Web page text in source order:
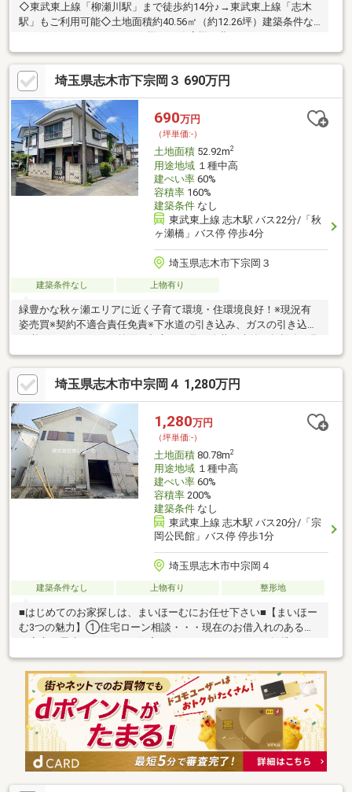
◇東武東上線「柳瀬川駅」まで徒歩約14分♪→東武東上線「志木
駅」もご利用可能◇土地面積約40.56㎡（約12.26坪）建築条件な
し♪お好きなハウスメーカー様や工務店様で夢のマイホームを♪→
現況：古屋付/現況渡し→ライフライン：上下水道（私設管）◇新
座保育園まで徒歩約4分（約260ｍ） しあわせの森幼稚園まで徒
歩約9分（約650ｍ）→お子様の送り迎えも安心の距離♪◇コープ
幸町店まで徒歩約9分（約650ｍ） ウェルパーク薬局志木幸町店
まで徒歩約7分（約500ｍ） ローソン志木ニュータウン店まで徒
歩約3分（約210ｍ） 志木館郵便局まで徒歩約4分（約300ｍ）
埼玉県志木市下宗岡３ 690万円
690万円
（坪単価:-）
土地面積52.92m2
用途地域１種中高
建ぺい率60%
容積率160%
建築条件なし
東武東上線 志木駅 バス22分/「秋
ヶ瀬橋」バス停 停歩4分
埼玉県志木市下宗岡３
建築条件なし 上物有り
緑豊かな秋ヶ瀬エリアに近く子育て環境・住環境良好！※現況有
姿売買※契約不適合責任免責※下水道の引き込み、ガスの引き込み
が必要となります。※前面に都市ガス及び公共下水管 埋設有※現
況建物は配水未接続・浄化槽となります。※浄化槽撤去費用は買
主負担※現況と図面に相違のある場合は現況優先とします。
埼玉県志木市中宗岡４ 1,280万円
1,280万円
（坪単価:-）
土地面積80.78m2
用途地域１種中高
建ぺい率60%
容積率200%
建築条件なし
東武東上線 志木駅 バス20分/「宗
岡公民館」バス停 停歩1分
埼玉県志木市中宗岡４
建築条件なし 上物有り 整形地
■はじめてのお家探しは、まいほーむにお任せ下さい■【まいほー
む3つの魅力】①住宅ローン相談・・・現在のお借入れのある方
ンもございます。②地域を把握したスタッフ・・・お家の知識は
勿論、周辺の買い物環境や公園、お子さまが通う学校についてな
ど地域を熟知したスタッフがご案内致します。③キッズスペース
完備・・・おもちゃやDVDを各種取り揃え、お子さまが飽きてし
まわないようなスペースをご用意しております。